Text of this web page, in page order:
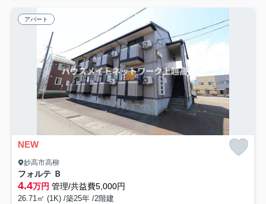
アパート
NEW
妙高市高柳
フォルテ Ｂ
4.4万円 管理/共益費5,000円
26.71㎡ (1K) /築25年 /2階建